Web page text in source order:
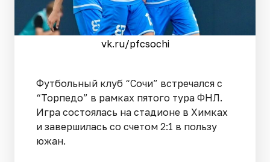
vk.ru/pfcsochi
Футбольный клуб “Сочи” встречался с
“Торпедо” в рамках пятого тура ФНЛ.
Игра состоялась на стадионе в Химках
и завершилась со счетом 2:1 в пользу
южан.